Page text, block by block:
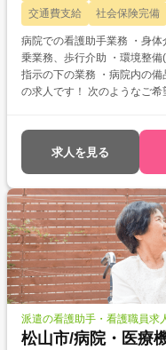
交通費支給
社会保険完備
病院での看護助手業務 ・身
乗業務、歩行介助 ・環境整
指示の下の業務 ・病院内の備品、器具のチ
の求人です！ 次のようなご希望がある方におすすめ ・介護士として働き
求人を見る
派遣の看護助手・看護職員求
松山市/病院・医療